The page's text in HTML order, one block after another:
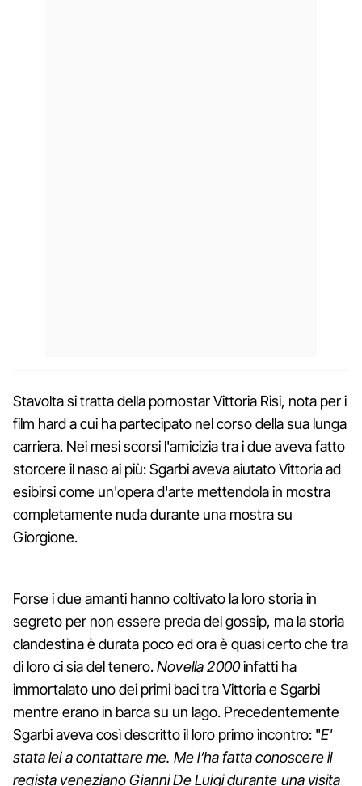
Stavolta si tratta della pornostar Vittoria Risi, nota per i
film hard a cui ha partecipato nel corso della sua lunga
carriera. Nei mesi scorsi l'amicizia tra i due aveva fatto
storcere il naso ai più: Sgarbi aveva aiutato Vittoria ad
esibirsi come un'opera d'arte mettendola in mostra
completamente nuda durante una mostra su
Giorgione.
Forse i due amanti hanno coltivato la loro storia in
segreto per non essere preda del gossip, ma la storia
clandestina è durata poco ed ora è quasi certo che tra
di loro ci sia del tenero.Novella 2000infatti ha
immortalato uno dei primi baci tra Vittoria e Sgarbi
mentre erano in barca su un lago. Precedentemente
Sgarbi aveva così descritto il loro primo incontro: "E'
stata lei a contattare me. Me l’ha fatta conoscere il
regista veneziano Gianni De Luigi durante una visita